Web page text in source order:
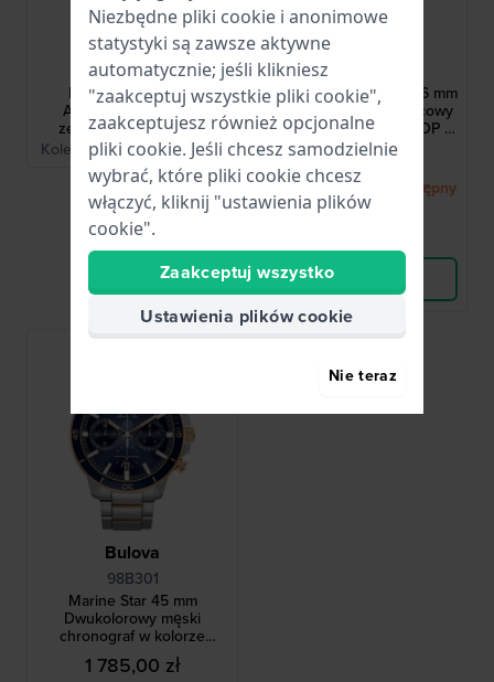
Bulova
98A303
Marine Star 45 mm
Automatyczny męski
zegarek z widocznym
mechanizmem
Kolekcja Historyczna marki
Marine Star Series B 36 mm
Stalowy zegarek kwarcowy
z niebieską tarczą MOP i
diamencikami
1 234,00 zł
● Wkrótce znów dostępny
Wyświetl produkt
Bulova
98B301
Marine Star 45 mm
Dwukolorowy męski
chronograf w kolorze
różowego złota
1 785,00 zł
Niezbędne pliki cookie i anonimowe
statystyki są zawsze aktywne
automatycznie; jeśli klikniesz
"zaakceptuj wszystkie pliki cookie",
zaakceptujesz również opcjonalne
pliki cookie. Jeśli chcesz samodzielnie
wybrać, które pliki cookie chcesz
włączyć, kliknij "ustawienia plików
cookie".
Zaakceptuj wszystko
Ustawienia plików cookie
Nie teraz